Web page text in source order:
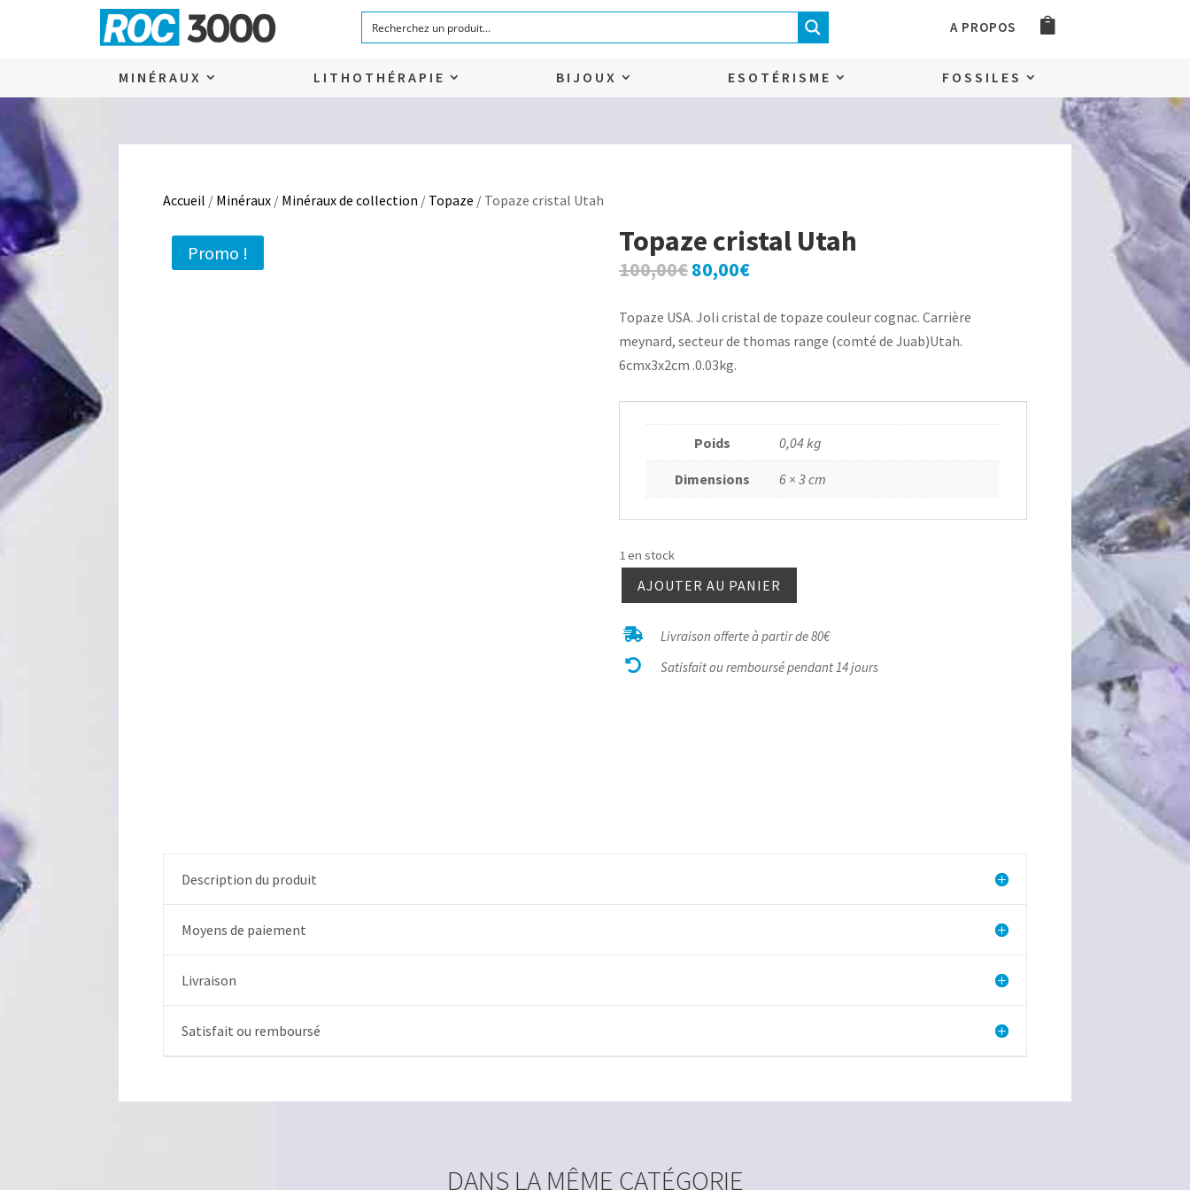
A PROPOS
MINÉRAUX LITHOTHÉRAPIE BIJOUX ESOTÉRISME FOSSILES
Accueil / Minéraux / Minéraux de collection / Topaze / Topaze cristal Utah
Promo ! Topaze cristal Utah
100,00€Le
initial
était :
100,00€.
80,00€Le
actuel
est :
Topaze USA. Joli cristal de topaze couleur cognac. Carrière
meynard, secteur de thomas range (comté de Juab)Utah.
6cmx3x2cm .0.03kg.
Poids 0,04 kg
Dimensions 6 × 3 cm
1 en stock
quantité
Topaze
cristal
AJOUTER AU PANIER
 Livraison offerte à partir de 80€
 Satisfait ou remboursé pendant 14 jours
Description du produit
Moyens de paiement
Livraison
Satisfait ou remboursé
DANS LA MÊME CATÉGORIE